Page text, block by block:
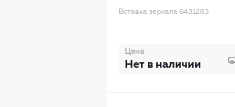
Вставка зеркала 6431283
Цена
Нет в наличии